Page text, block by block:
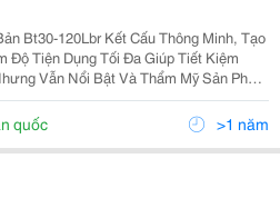
Kết Cấu Thông Minh, Tạo
Độ Tiện Dụng Tối Đa Giúp Tiết Kiệm
Vẫn Nổi Bật Và Thẩm Mỹ Sản Phẩm
Với 2 Ngăn Kích Cỡ Khác Nhau Kết
Nâu Gỗ Cổ Điển, Tạo Điểm Nhấn Vô
quốc >1 năm